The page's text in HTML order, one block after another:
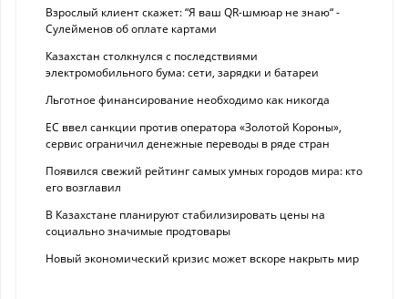
Взрослый клиент скажет: “Я ваш QR-шмюар не знаю“ -
Сулейменов об оплате картами
Казахстан столкнулся с последствиями
электромобильного бума: сети, зарядки и батареи
Льготное финансирование необходимо как никогда
ЕС ввел санкции против оператора «Золотой Короны»,
сервис ограничил денежные переводы в ряде стран
Появился свежий рейтинг самых умных городов мира: кто
его возглавил
В Казахстане планируют стабилизировать цены на
социально значимые продтовары
Новый экономический кризис может вскоре накрыть мир